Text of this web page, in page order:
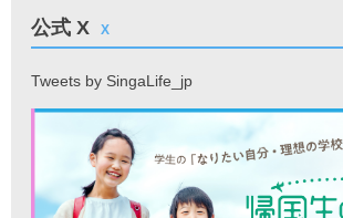
公式 X X
Tweets by SingaLife_jp